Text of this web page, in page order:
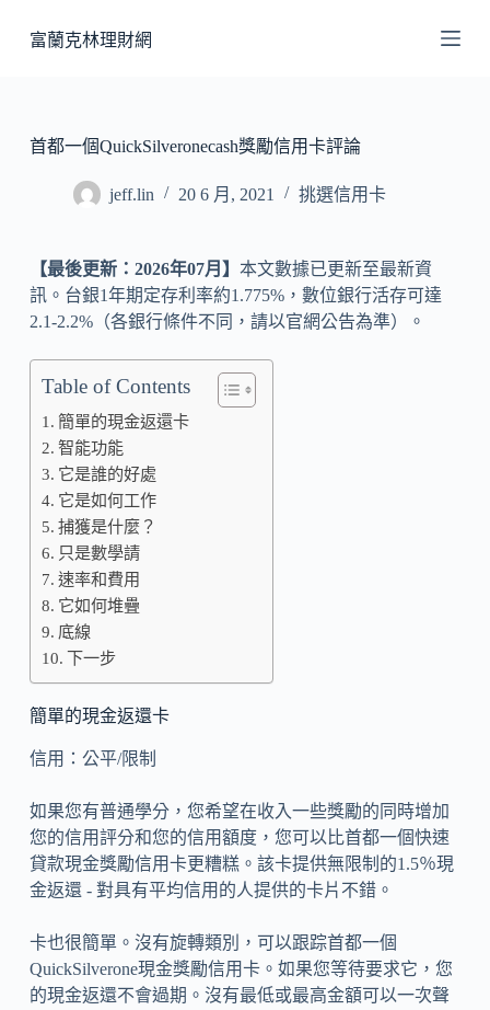
至
容
富蘭克林理財網
首都一個QuickSilveronecash獎勵信用卡評論
jeff.lin 20 6 月, 2021 挑選信用卡
【最後更新：2026年07月】 本文數據已更新至最新資
訊。台銀1年期定存利率約1.775%，數位銀行活存可達
2.1-2.2%（各銀行條件不同，請以官網公告為準）。
Table of Contents
簡單的現金返還卡
智能功能
它是誰的好處
它是如何工作
捕獲是什麼？
只是數學請
速率和費用
它如何堆疊
底線
下一步
簡單的現金返還卡
信用：公平/限制
如果您有普通學分，您希望在收入一些獎勵的同時增加
您的信用評分和您的信用額度，您可以比首都一個快速
貸款現金獎勵信用卡更糟糕。該卡提供無限制的1.5％現
金返還 - 對具有平均信用的人提供的卡片不錯。
卡也很簡單。沒有旋轉類別，可以跟踪首都一個
QuickSilverone現金獎勵信用卡。如果您等待要求它，您
的現金返還不會過期。沒有最低或最高金額可以一次聲